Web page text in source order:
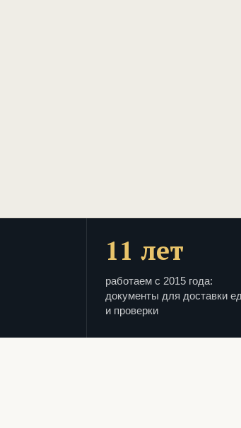
11 лет
работаем с 2015 года:
документы для доставки
и проверки